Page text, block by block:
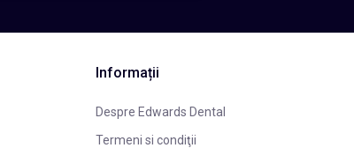
Informații
Despre Edwards Dental
Termeni si condiţii